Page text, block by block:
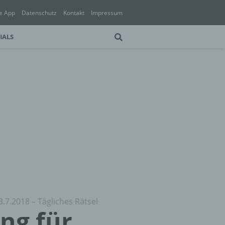
App Datenschutz Kontakt Impressum
– Tägliches Rätsel